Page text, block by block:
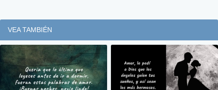
VEA TAMBIÉN